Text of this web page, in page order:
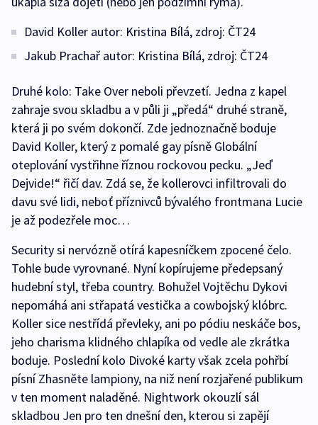
David Koller autor: Kristina Bílá, zdroj: ČT24
Jakub Prachař autor: Kristina Bílá, zdroj: ČT24
Druhé kolo: Take Over neboli převzetí. Jedna z kapel
zahraje svou skladbu a v půli ji „předá“ druhé straně,
která ji po svém dokončí. Zde jednoznačně boduje
David Koller, který z pomalé gay písně Globální
oteplování vystřihne říznou rockovou pecku. „Jeď
Dejvide!“ řičí dav. Zdá se, že kollerovci infiltrovali do
davu své lidi, neboť příznivců bývalého frontmana Lucie
je až podezřele moc…
Security si nervózně otírá kapesníčkem zpocené čelo.
Tohle bude vyrovnané. Nyní kopírujeme předepsaný
hudební styl, třeba country. Bohužel Vojtěchu Dykovi
nepomáhá ani střapatá vestička a cowbojský klóbrc.
Koller sice nestřídá převleky, ani po pódiu neskáče bos,
jeho charisma klidného chlapíka od vedle ale zkrátka
boduje. Poslední kolo Divoké karty však zcela pohřbí
písní Zhasněte lampiony, na niž není rozjařené publikum
v ten moment naladěné. Nightwork okouzlí sál
skladbou Jen pro ten dnešní den, kterou si zapějí